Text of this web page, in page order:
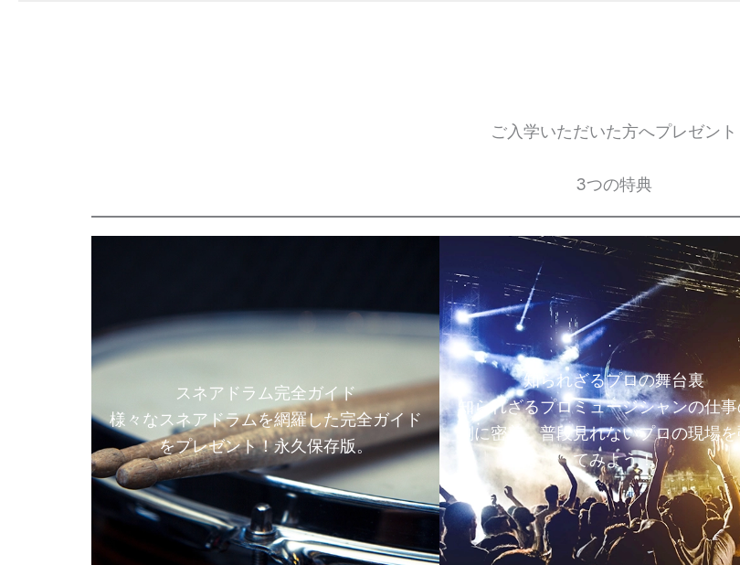
ご入学いただいた方へプレゼント
3つの特典
スネアドラム完全ガイド
様々なスネアドラムを網羅した完全ガイド
をプレゼント！永久保存版。
知られざるプロの舞台裏
知られざるプロミュージシャンの仕
側に密着。普段見れないプロの現場
てみよう！